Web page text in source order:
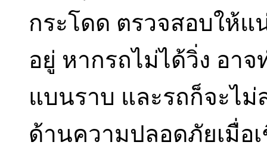
กระโดด ตรวจสอบให้แ
อยู่ หากรถไม่ได้วิ่ง อา
แบนราบ และรถก็จะไ
ด้านความปลอดภัยเมื่อ